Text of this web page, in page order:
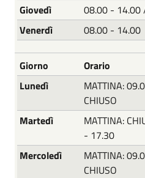
Giovedì
08.00 -
Venerdì
08.00 - 14.00
Giorno
Orario
Lunedì
MATTINA:
CHIUSO
Martedì
MATTINA:
- 17.30
Mercoledì
MATTINA:
CHIUSO